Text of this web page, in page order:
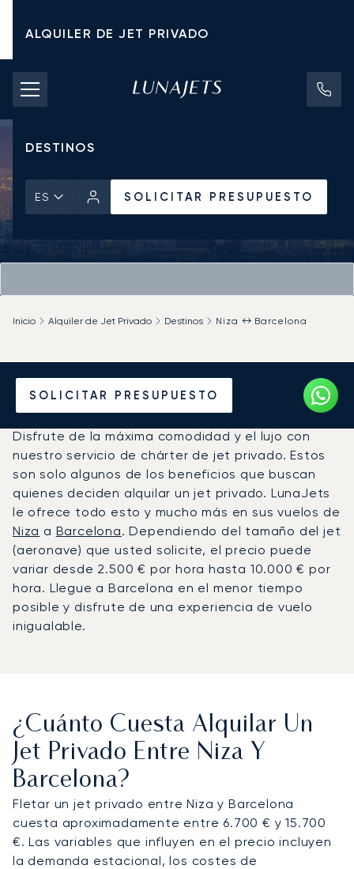
ALQUILER DE JET PRIVADO
TARIFAS DE CHÁRTER
JETS PRIVADOS
DESTINOS
ES SOLICITAR PRESUPUESTO
SOLICITAR PRESUPUESTO
Inicio Alquiler de Jet Privado Destinos Niza ↔ Barcelona
Alquile un Jet Privado de
Niza a Barcelona
Disfrute de la máxima comodidad y el lujo con
nuestro servicio de chárter de jet privado. Estos
son solo algunos de los beneficios que buscan
quienes deciden alquilar un jet privado. LunaJets
le ofrece todo esto y mucho más en sus vuelos de
Niza a Barcelona. Dependiendo del tamaño del jet
(aeronave) que usted solicite, el precio puede
variar desde 2.500 € por hora hasta 10.000 € por
hora. Llegue a Barcelona en el menor tiempo
posible y disfrute de una experiencia de vuelo
inigualable.
¿Cuánto Cuesta Alquilar Un
Jet Privado Entre Niza Y
Barcelona?
Fletar un jet privado entre Niza y Barcelona
cuesta aproximadamente entre 6.700 € y 15.700
€. Las variables que influyen en el precio incluyen
la demanda estacional, los costes de